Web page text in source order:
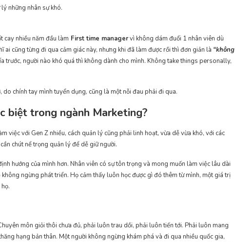
những nhân sự khó.
cay nhiều năm đầu làm First time managervì không dám đuổi 1 nhân viên dù
ai cũng từng đi qua cảm giác này, nhưng khi đã làm được rồi thì đơn giản là “không
trước, người nào khó quá thì không dành cho mình. Không take things personally,
chính tay mình tuyển dụng, cũng là một nỗi đau phải đi qua.
biệt trong ngành Marketing?
việc với Gen Z nhiều, cách quản lý cũng phải linh hoạt, vừa dễ vừa khó, với các
chút nể trọng quản lý để dễ giữ người.
hướng của mình hơn. Nhân viên có sự tôn trọng và mong muốn làm việc lâu dài
ngừng phát triển. Họ cảm thấy luôn học được gì đó thêm từ mình, một giá trị
môn giỏi thôi chưa đủ, phải luôn trau dồi, phải luôn tiến tới. Phải luôn mang
hạng bản thân. Một người không ngừng khám phá và đi qua nhiều quốc gia,